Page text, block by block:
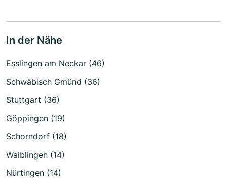
In der Nähe
Esslingen am Neckar (46)
Schwäbisch Gmünd (36)
Stuttgart (36)
Göppingen (19)
Schorndorf (18)
Waiblingen (14)
Nürtingen (14)